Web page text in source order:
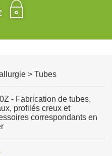
> Tubes
- Fabrication de tubes,
profilés creux et
correspondants en